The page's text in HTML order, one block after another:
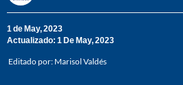
1 de May, 2023
Actualizado: 1 De May, 2023
Editado por: Marisol Valdés